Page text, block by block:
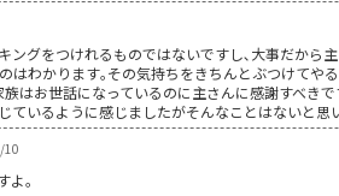
ングをつけれるものではないですし､大事だから
はわかります｡その気持ちをきちんとぶつけてや
族はお世話になっているのに主さんに感謝すべき
ているように感じましたがそんなことはないと思
10
。